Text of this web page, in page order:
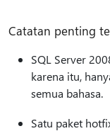
Catatan penting
SQL Server
karena itu,
semua bahasa.
Satu paket